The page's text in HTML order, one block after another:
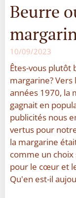
Beurre
10/09/2023
Êtes-vous plutôt
margarine? Vers
années 1970, la
gagnait en
publicités nous
vertus pour
la margarine
comme un choix
pour le cœur et
Qu'en est-il